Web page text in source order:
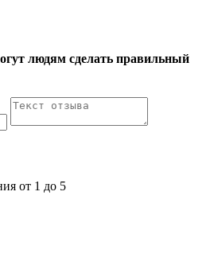
людям сделать правильный
от 1 до 5